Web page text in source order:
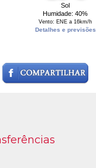
Sol
Humidade: 40%
Vento: ENE a 16km/h
Detalhes e previsões